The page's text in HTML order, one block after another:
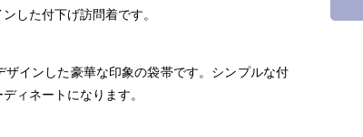
した付下げ訪問着です。
インした豪華な印象の袋帯です。シンプルな付
ィネートになります。